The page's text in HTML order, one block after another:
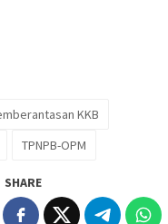
KKB
TPNPB-OPM
SHARE